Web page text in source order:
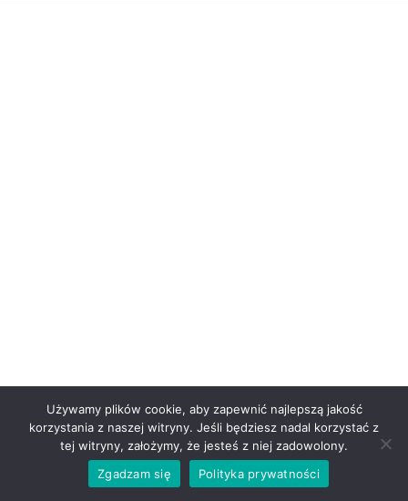
Używamy plików cookie, aby zapewnić najlepszą jakość
korzystania z naszej witryny. Jeśli będziesz nadal korzystać z
tej witryny, założymy, że jesteś z niej zadowolony.
Zgadzam się
Polityka prywatności